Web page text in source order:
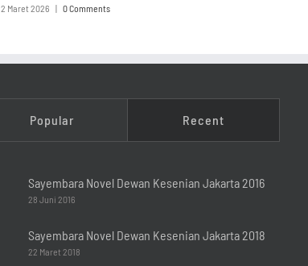
2 Maret 2026 | 0 Comments
Popular Recent
Sayembara Novel Dewan Kesenian Jakarta 2016
28 Juni 2016
Sayembara Novel Dewan Kesenian Jakarta 2018
22 Maret 2018